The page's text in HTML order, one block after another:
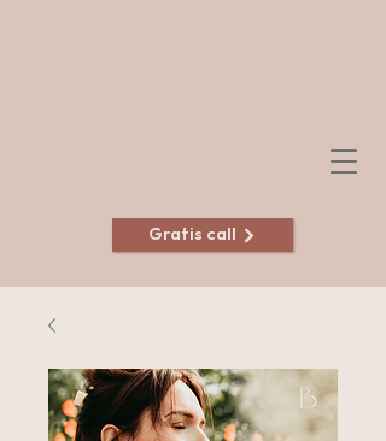
Gratis call